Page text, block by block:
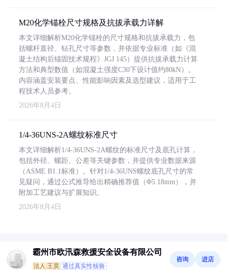
M20化学锚栓尺寸规格及抗拔承载力详解
本文详细解析M20化学锚栓的尺寸规格和抗拔承载力，包
括螺杆直径、钻孔尺寸等参数，并依据专业标准（如《混
凝土结构后锚固技术规程》JGJ 145）提供抗拔承载力计算
方法和典型数值（如混凝土强度C30下设计值约80kN）。
内容涵盖安装要点、性能影响因素及选型建议，适用于工
程技术人员参考。
2026年8月4日
1/4-36UNS-2A螺纹标准尺寸
本文详细解析1/4-36UNS-2A螺纹的标准尺寸及底孔计算，
包括外径、螺距、公差等关键参数，并提供专业数据来源
（ASME B1.1标准）。针对1/4-36UNS螺纹底孔尺寸的常
见疑问，通过公式推导给出精确推荐值（Φ5.18mm），并
附加工艺建议与扩展知识。
2026年8月4日
霸州市欧汛森救援安全设备有限公司
法人:王昊 通过真实性核验
咨询 进店